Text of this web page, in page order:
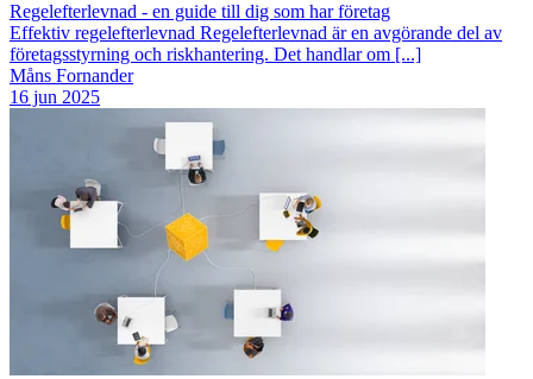
Regelefterlevnad - en guide till dig som har företag
Effektiv regelefterlevnad Regelefterlevnad är en avgörande del av
företagsstyrning och riskhantering. Det handlar om [...]
Måns Fornander
16 jun 2025